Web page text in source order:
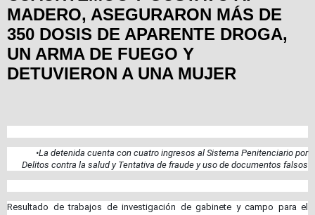
MADERO, ASEGURARON MÁS DE
350 DOSIS DE APARENTE DROGA,
UN ARMA DE FUEGO Y
DETUVIERON A UNA MUJER
•La detenida cuenta con cuatro ingresos al Sistema Penitenciario por
Delitos contra la salud y Tentativa de fraude y uso de documentos falsos
Resultado de trabajos de investigación de gabinete y campo para el